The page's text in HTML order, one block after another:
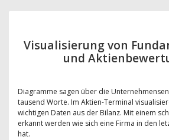
Visualisierung von
und
Diagramme sagen über die
tausend Worte. Im Aktien-Terminal
wichtigen Daten aus der Bilanz. Mit einem
erkannt werden wie sich eine Firma in den
hat.